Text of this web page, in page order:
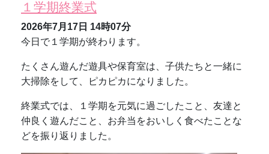
１学期終業式
2026年7月17日 14時07分
今日で１学期が終わります。
たくさん遊んだ遊具や保育室は、子供たちと一緒に
大掃除をして、ピカピカになりました。
終業式では、１学期を元気に過ごしたこと、友達と
仲良く遊んだこと、お弁当をおいしく食べたことな
どを振り返りました。